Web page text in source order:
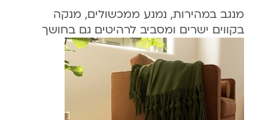
מנגב במהירות, נמנע ממכשולים, מנקה
בקווים ישרים ומסביב לרהיטים גם בחושך